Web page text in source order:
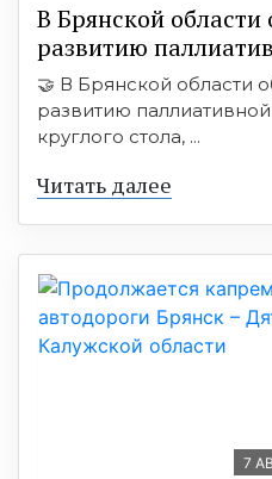
В Брянской
развитию
🤝 В Брянской области
развитию
круглого стола, ...
Читать далее
7